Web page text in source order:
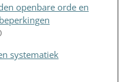
openbare orde en
systematiek